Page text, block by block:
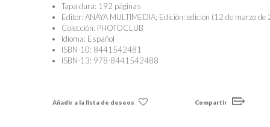
Tapa dura: 192 páginas
Editor: ANAYA MULTIMEDIA; Edición: edición (12 de marzo de
Colección: PHOTOCLUB
Idioma: Español
ISBN-10: 8441542481
ISBN-13: 978-8441542488
Añadir a la lista de deseos Compartir